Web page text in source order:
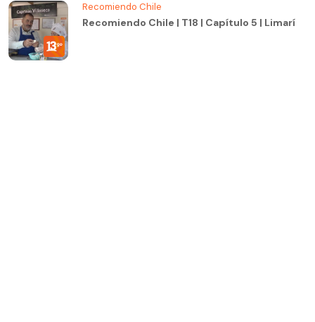
Recomiendo Chile
Recomiendo Chile | T18 | Capítulo 5 | Limarí